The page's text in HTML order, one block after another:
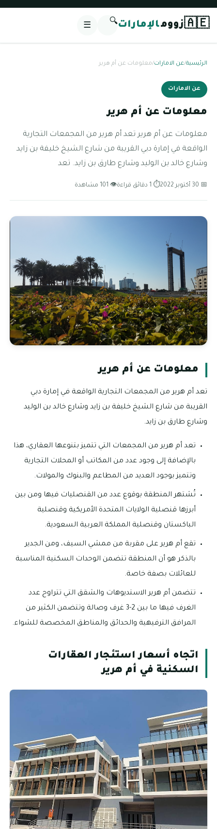
🇦🇪زوومالإمارات🔍
☰
الرئيسية/عن الامارات/معلومات عن أم هرير
عن الامارات
معلومات عن أم هرير
معلومات عن أم هرير تعد أم هرير من المجمعات التجارية
الواقعة في إمارة دبي القريبة من شارع الشيخ خليفة بن زايد
وشارع خالد بن الوليد وشارع طارق بن زايد. تعد
📅 30 أكتوبر 2022 ⏱ 1 دقائق قراءة 👁 101 مشاهدة
معلومات عن أم هرير
تعد أم هرير من المجمعات التجارية الواقعة في إمارة دبي
القريبة من شارع الشيخ خليفة بن زايد وشارع خالد بن الوليد
وشارع طارق بن زايد.
تعد أم هرير من المجمعات التي تتميز بتنوعها العقاري، هذا
بالإضافة إلى وجود عدد من المكاتب أو المحلات التجارية
وتتميز بوجود العديد من المطاعم والبنوك والمولات.
تُشتهر المنطقة بوقوع عدد من القنصليات فيها ومن بين
أبرزها قنصلية الولايات المتحدة الأمريكية وقنصلية
الباكستان وقنصلية المملكة العربية السعودية.
تقع أم هرير على مقربة من ممشي السيف، ومن الجدير
بالذكر هو أن المنطقة تتضمن الوحدات السكنية المناسبة
للعائلات بصفة خاصة.
تتضمن أم هرير الاستديوهات والشقق التي تتراوح عدد
الغرف فيها ما بين 2-3 غرف وصالة وتتضمن الكثير من
المرافق الترفيهية والحدائق والمناطق المخصصة للشواء.
اتجاه أسعار استئجار العقارات
السكنية في أم هرير